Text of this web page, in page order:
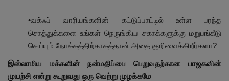
•வக்ஃப் வாரியங்களின் கட்டுப்பாட்டில் உள்ள பரந்த
சொத்துக்களை உங்கள் நெருங்கிய சகாக்களுக்கு மறுபங்கீடு
செய்யும் நோக்கத்திற்காகத்தான் அதை குறிவைக்கிறீர்களா?
இஸ்லாமிய மக்களின் நன்மதிப்பை பெறுவதற்கான பாஜகவின்
முயற்சி என்று கூறுவது ஒரு வெற்று முழக்கமே